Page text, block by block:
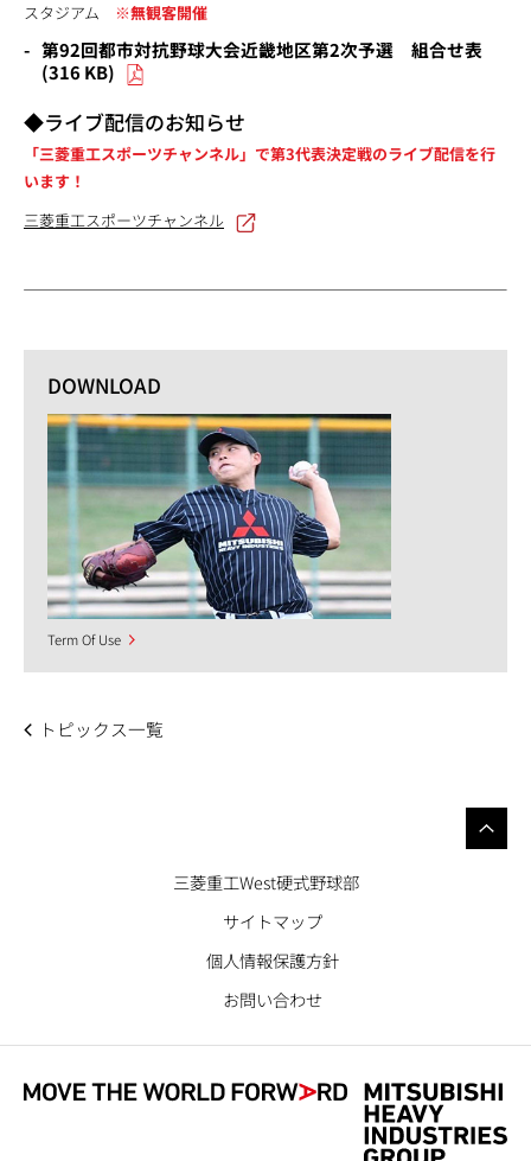
スタジアム
※無観客開催
第92回都市対抗野球大会近畿地区第2次予選 組合せ表
(316 KB)
◆ライブ配信のお知らせ
「三菱重工スポーツチャンネル」で第3代表決定戦のライブ配信を行
います！
三菱重工スポーツチャンネル
DOWNLOAD
Term Of Use
トピックス一覧
三菱重工West硬式野球部
サイトマップ
個人情報保護方針
お問い合わせ